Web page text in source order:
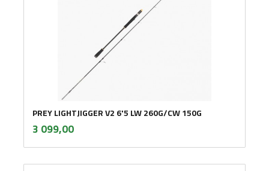
PREY LIGHTJIGGER V2 6'5 LW 260G/CW 150G
Pris
3 099,00mva.